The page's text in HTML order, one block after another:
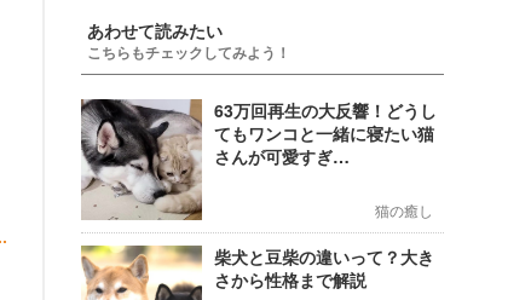
あわせて読みたい
こちらもチェックしてみよう！
63万回再生の大反響！どうし
てもワンコと一緒に寝たい猫
さんが可愛すぎ…
猫の癒し
柴犬と豆柴の違いって？大き
さから性格まで解説